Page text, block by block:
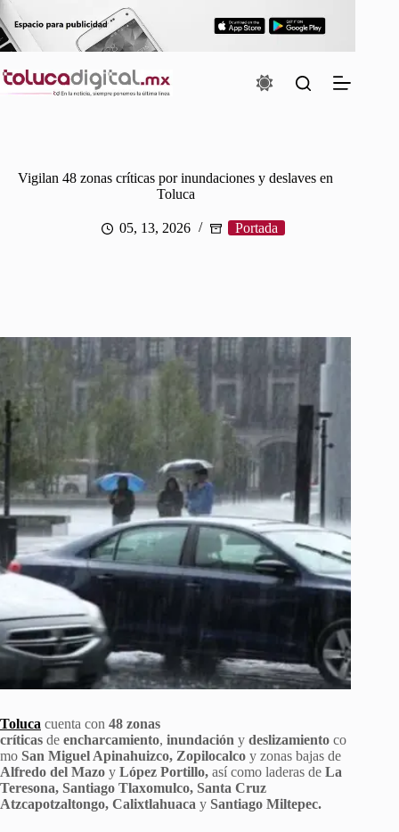
Saltar
al
contenido
Vigilan 48 zonas críticas por inundaciones y deslaves en
Toluca
05, 13, 2026 Portada
Toluca cuenta con 48 zonas
críticas de encharcamiento, inundación y deslizamiento co
mo San Miguel Apinahuizco, Zopilocalco y zonas bajas de
Alfredo del Mazo y López Portillo, así como laderas de La
Teresona, Santiago Tlaxomulco, Santa Cruz
Atzcapotzaltongo, Calixtlahuaca y Santiago Miltepec.